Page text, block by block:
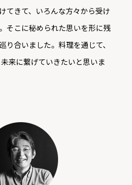
てきて、いろんな方々から受け
そこに秘められた思いを形に残
り合いました。料理を通じて、
来に繋げていきたいと思いま